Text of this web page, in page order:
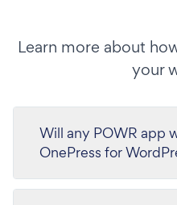
Learn more about
your
Will any POWR app
OnePress for